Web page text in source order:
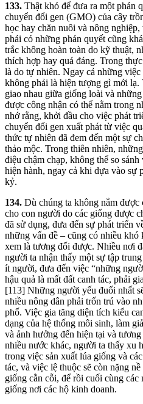
133. Thật khó để đưa ra một phán
chuyển đổi gen (GMO) của cây
học hay chăn nuôi và nông
phải có những phán quyết cũng
trắc không hoàn toàn do kỹ thuật,
thích hợp hay quá đáng. Trong
là do tự nhiên. Ngay cả những
không phải là hiện tượng gì mới lạ.
giao nhau giữa giống loài và
được công nhận có thể nằm trong
nhớ rằng, khởi đầu cho việc phát
chuyển đổi gen xuất phát từ việc
thức tự nhiên đã đem đến một sự
thảo mộc. Trong thiên nhiên,
điệu chậm chạp, không thể so
hiện hành, ngay cả khi dựa vào sự
kỷ.
134. Dù chúng ta không nắm
cho con người do các giống được
đã sử dụng, đưa đến sự phát triển
những vấn đề – cũng có nhiều
xem là tương đối được. Nhiều nơi
người ta nhận thấy một sự tập
ít người, đưa đến việc “những
hậu quả là mất đất canh tác, phải
[113] Những người yếu đuối nhất
nhiều nông dân phải trốn trú vào
phố. Việc gia tăng diện tích kiểu
dạng của hệ thống môi sinh, làm
và ảnh hưởng đến hiện tại và
nhiều nước khác, người ta thấy xu
trong việc sản xuất lúa giống và
tác, và việc lệ thuộc sẽ còn nặng
giống cằn cỗi, để rồi cuối cùng
giống nơi các hộ kinh doanh.